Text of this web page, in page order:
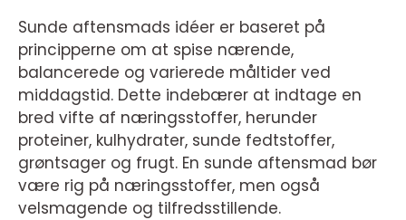
Sunde aftensmads idéer er baseret på
principperne om at spise nærende,
balancerede og varierede måltider ved
middagstid. Dette indebærer at indtage en
bred vifte af næringsstoffer, herunder
proteiner, kulhydrater, sunde fedtstoffer,
grøntsager og frugt. En sunde aftensmad bør
være rig på næringsstoffer, men også
velsmagende og tilfredsstillende.